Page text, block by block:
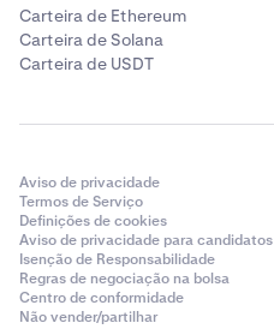
Carteira de Ethereum
Carteira de Solana
Carteira de USDT
Aviso de privacidade
Termos de Serviço
Definições de cookies
Aviso de privacidade para candidatos
Isenção de Responsabilidade
Regras de negociação na bolsa
Centro de conformidade
Não vender/partilhar